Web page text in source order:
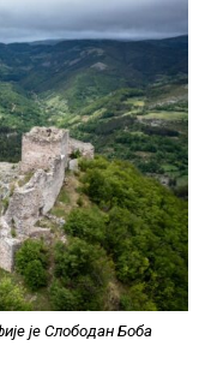
је Слободан Боба